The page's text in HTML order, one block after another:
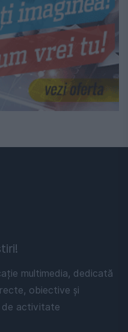
multimedia, dedicată
obiective și
de activitate